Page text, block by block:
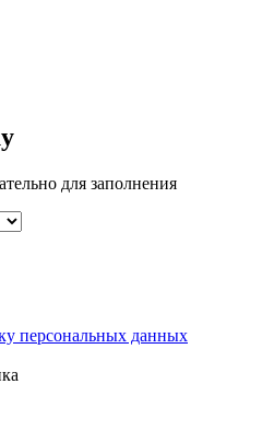
для заполнения
персональных данных